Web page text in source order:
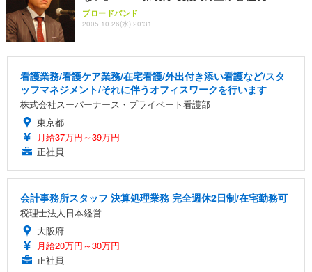
ブロードバンド
2005.10.26(水) 20:31
看護業務/看護ケア業務/在宅看護/外出付き添い看護など/スタ
ッフマネジメント/それに伴うオフィスワークを行います
株式会社スーパーナース・プライベート看護部
東京都
月給37万円～39万円
正社員
会計事務所スタッフ 決算処理業務 完全週休2日制/在宅勤務可
税理士法人日本経営
大阪府
月給20万円～30万円
正社員